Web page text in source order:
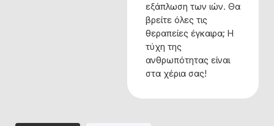
εξάπλωση των ιών. Θα
βρείτε όλες τις
θεραπείες έγκαιρα; Η
τύχη της
ανθρωπότητας είναι
στα χέρια σας!